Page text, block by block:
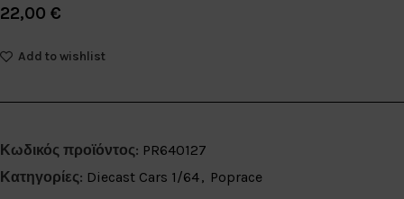
22,00 €
Add to wishlist
Κωδικός προϊόντος: PR640127
Κατηγορίες: Diecast Cars 1/64, Poprace